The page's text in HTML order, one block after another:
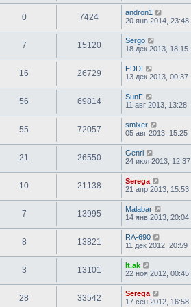
0 7424
andron1
20 янв 2014, 23:48
7 15120
Sergo
18 дек 2013, 18:15
16 26729
EDDI
13 дек 2013, 00:37
56 69814
SunF
11 авг 2013, 13:28
55 72057
smixer
05 авг 2013, 15:25
21 26550
Genri
24 июл 2013, 12:37
10 21138
Serega
21 апр 2013, 15:53
7 13995
Malabar
14 янв 2013, 20:04
8 13821
RA-690
11 дек 2012, 20:59
3 13101
lt.ak
22 ноя 2012, 00:45
28 33542
Serega
17 сен 2012, 16:58